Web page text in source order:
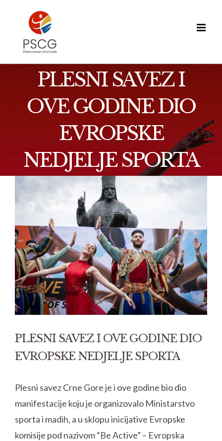
content
PLESNI SAVEZ I
OVE GODINE DIO
EVROPSKE
NEDJELJE SPORTA
PLESNI SAVEZ I OVE GODINE DIO
EVROPSKE NEDJELJE SPORTA
Plesni savez Crne Gore je i ove godine bio dio
manifestacije koju je organizovalo Ministarstvo
sporta i madih, a u sklopu inicijative Evropske
komisije pod nazivom “Be Active” – Evropska